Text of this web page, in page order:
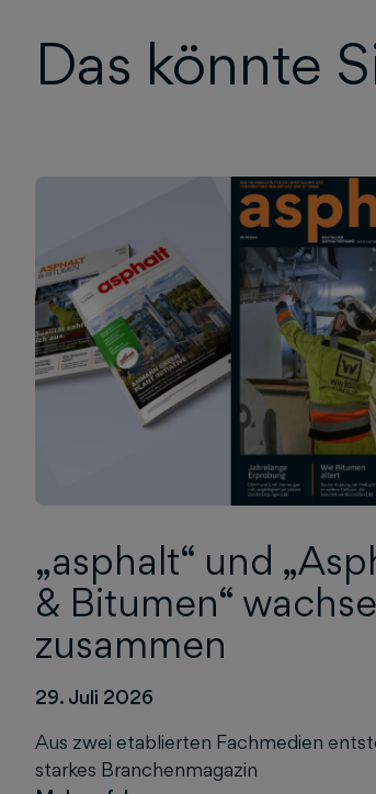
Das könnte
„asphalt“ und
& Bitumen“
zusammen
29. Juli 2026
Aus zwei etablierten Fachmedien
starkes Branchenmagazin